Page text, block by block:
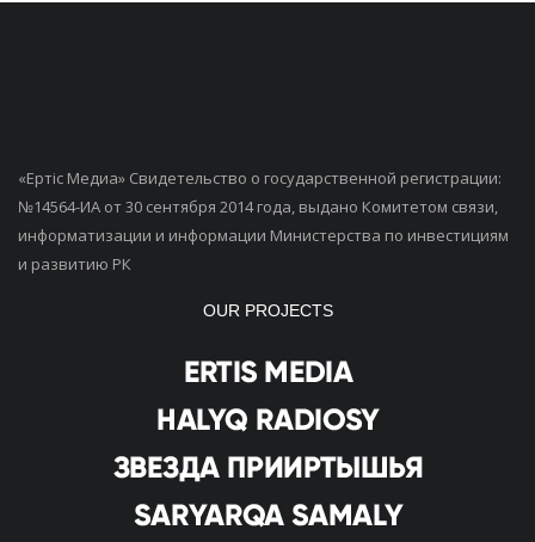
«Ертiс Медиа» Свидетельство о государственной регистрации:
№14564-ИА от 30 сентября 2014 года, выдано Комитетом связи,
информатизации и информации Министерства по инвестициям
и развитию РК
OUR PROJECTS